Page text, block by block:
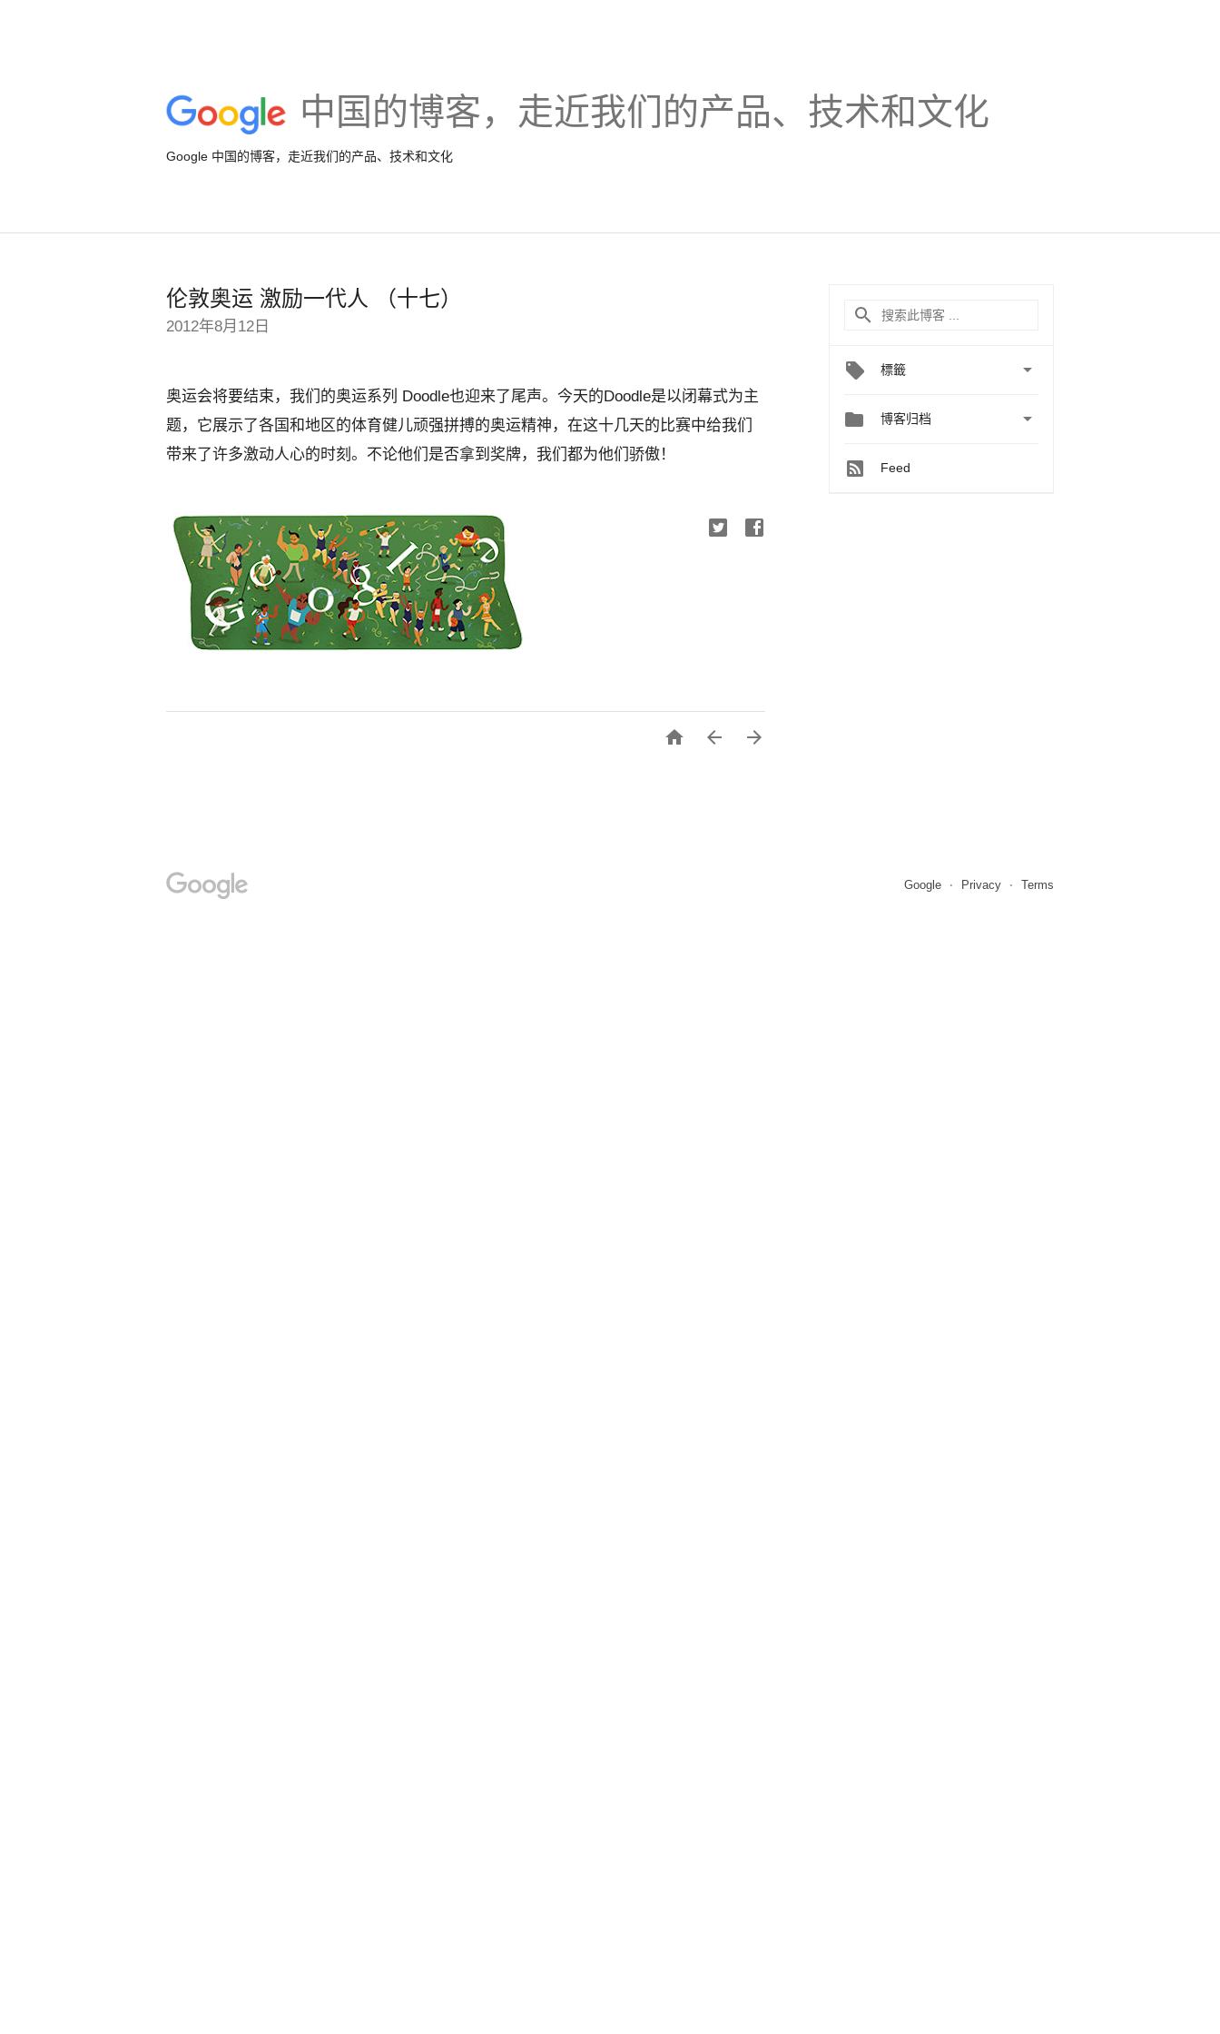
中国的博客，走近我们的产品、技术和文化
Google 中国的博客，走近我们的产品、技术和文化
伦敦奥运 激励一代人 （十七）
2012年8月12日
奥运会将要结束，我们的奥运系列 Doodle也迎来了尾声。今天的Doodle是以闭幕式为主
题，它展示了各国和地区的体育健儿顽强拼搏的奥运精神，在这十几天的比赛中给我们
带来了许多激动人心的时刻。不论他们是否拿到奖牌，我们都为他们骄傲！
  
標籤 
 博客归档 
Feed
Google Privacy Terms